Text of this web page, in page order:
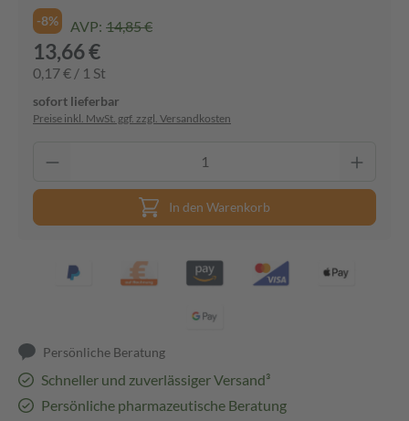
-8% AVP: 14,85 €
13,66 €
0,17 € / 1 St
sofort lieferbar
Preise inkl. MwSt. ggf. zzgl. Versandkosten
In den Warenkorb
Persönliche Beratung
Schneller und zuverlässiger Versand³
Persönliche pharmazeutische Beratung